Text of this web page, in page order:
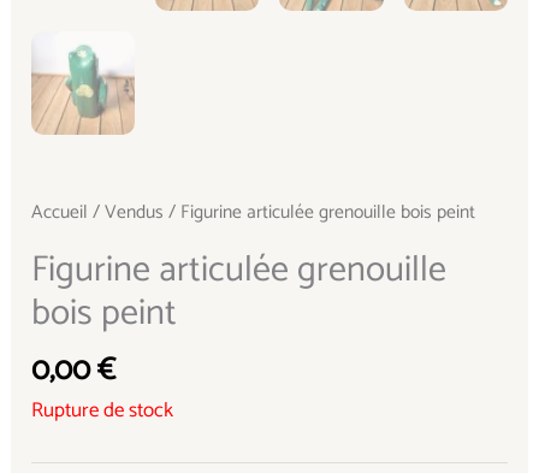
Accueil /Vendus / Figurine articulée grenouille bois peint
Figurine articulée grenouille
bois peint
0,00€
Rupture de stock